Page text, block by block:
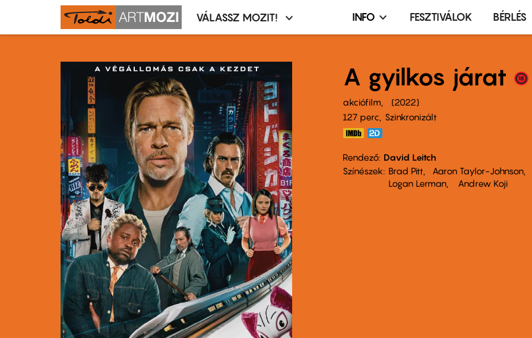
Moziválasztó
VÁLASSZ MOZIT!
Infó,
terembérlés
menü
INFO FESZTIVÁLOK BÉRLÉS
A gyilkos járat
akciófilm
2022
127 perc,
Szinkronizált
Rendező David Leitch
Színészek
Brad Pitt Aaron Taylor-Johnson
Logan Lerman
Andrew Koji